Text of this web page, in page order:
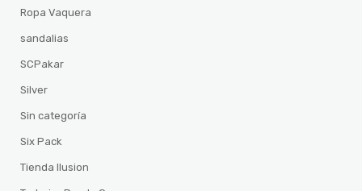
Ropa Vaquera
sandalias
SCPakar
Silver
Sin categoría
Six Pack
Tienda Ilusion